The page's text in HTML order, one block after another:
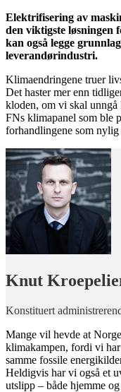
Elektrifisering av
den viktigste løsningen
kan også legge
leverandørindustri.
Klimaendringene truer
Det haster mer enn
kloden, om vi skal unngå
FNs klimapanel som ble
forhandlingene som
Knut
Konstituert
Mange vil hevde at
klimakampen, fordi vi
samme fossile
Heldigvis har vi også et
utslipp – både hjemme